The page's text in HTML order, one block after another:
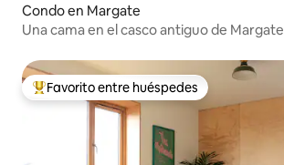
Condo en Margate
Una cama en el casco antiguo de Margate
Favorito entre huéspedes preferido
Favorito entre huéspedes